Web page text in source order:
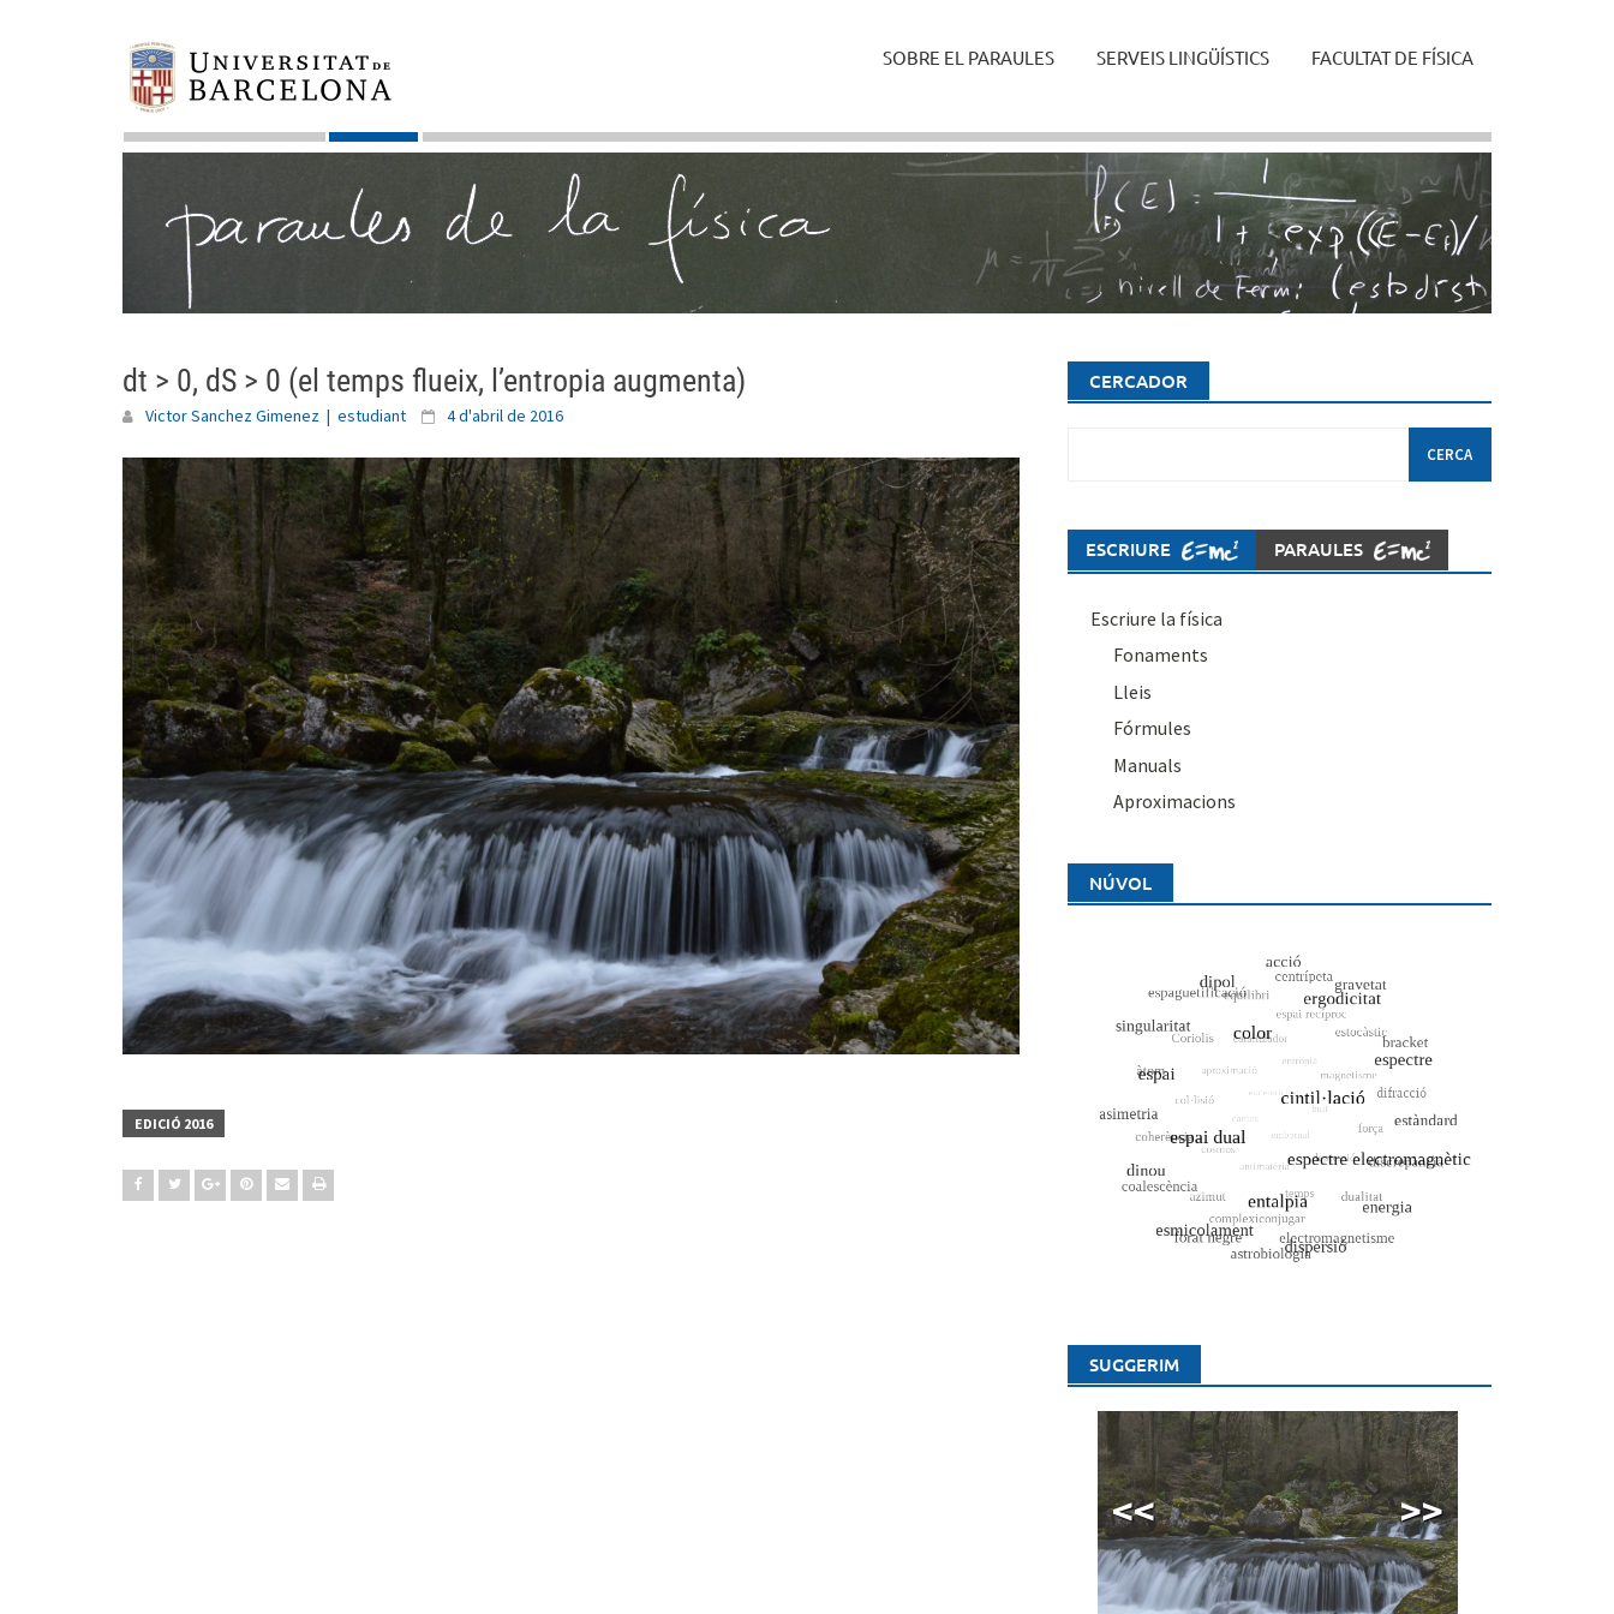
FACULTAT DE FÍSICA
SERVEIS LINGÜÍSTICS
SOBRE EL PARAULES
dt > 0, dS > 0 (el temps flueix, l’entropia augmenta)
Victor Sanchez Gimenez | estudiant 4 d'abril de 2016
EDICIÓ 2016
CERCADOR
ESCRIURE PARAULES
Escriure la física
Fonaments
Lleis
Fórmules
Manuals
Aproximacions
NÚVOL
SUGGERIM
<< >>